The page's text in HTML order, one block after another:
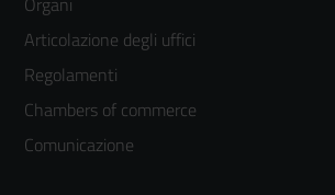
colonna
3
Articolazione degli uffici
Regolamenti
Chambers of commerce
Comunicazione